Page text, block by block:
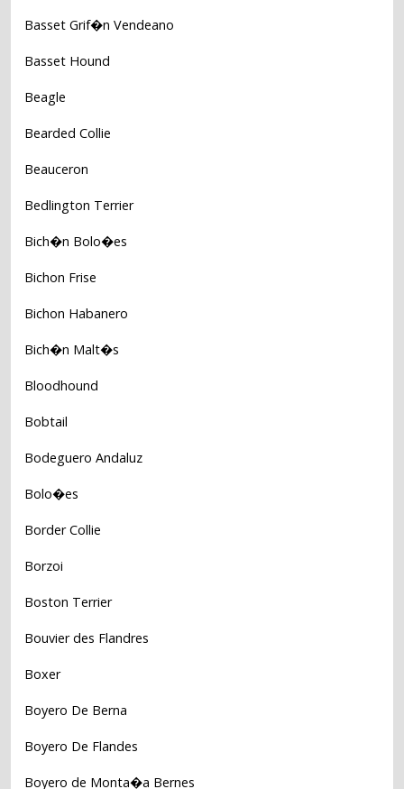
Basset Grif�n Vendeano
Basset Hound
Beagle
Bearded Collie
Beauceron
Bedlington Terrier
Bich�n Bolo�es
Bichon Frise
Bichon Habanero
Bich�n Malt�s
Bloodhound
Bobtail
Bodeguero Andaluz
Bolo�es
Border Collie
Borzoi
Boston Terrier
Bouvier des Flandres
Boxer
Boyero De Berna
Boyero De Flandes
Boyero de Monta�a Bernes